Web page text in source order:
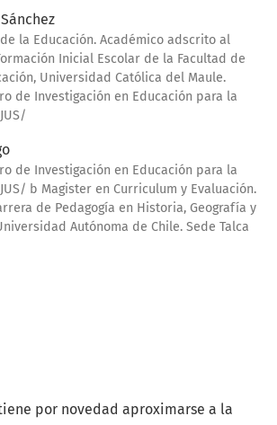
la Educación. Académico adscrito al
Inicial Escolar de la Facultad de
Universidad Católica del Maule.
de Investigación en Educación para la
de Investigación en Educación para la
b Magister en Curriculum y Evaluación.
de Pedagogía en Historia, Geografía y
Autónoma de Chile. Sede Talca
por novedad aproximarse a la